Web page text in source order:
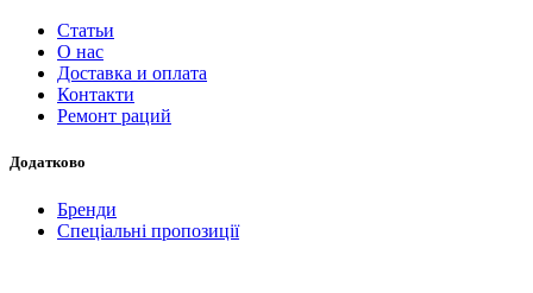
Статьи
О нас
Доставка и оплата
Контакти
Ремонт раций
Додатково
Бренди
Спеціальні пропозиції